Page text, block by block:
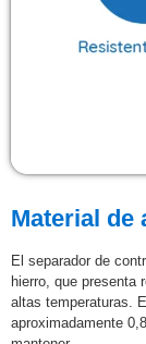
Material de
El separador de
hierro, que presenta
altas temperaturas.
aproximadamente